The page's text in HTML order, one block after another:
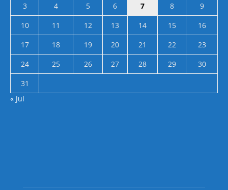
3
4 5 6 7 8
9
10
11 12 13 14 15
16
17
18 19 20 21 22
23
24
25 26 27 28 29
30
31
« Jul